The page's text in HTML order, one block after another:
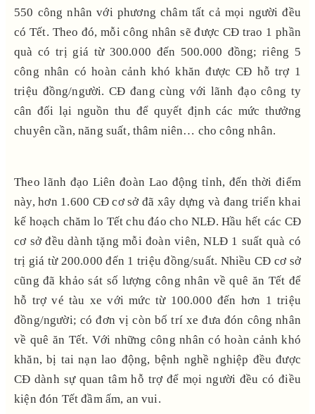
550 công nhân với phương châm tất cả mọi người đều
có Tết. Theo đó, mỗi công nhân sẽ được CĐ trao 1 phần
quà có trị giá từ 300.000 đến 500.000 đồng; riêng 5
công nhân có hoàn cảnh khó khăn được CĐ hỗ trợ 1
triệu đồng/người. CĐ đang cùng với lãnh đạo công ty
cân đối lại nguồn thu để quyết định các mức thưởng
chuyên cần, năng suất, thâm niên… cho công nhân.
Theo lãnh đạo Liên đoàn Lao động tỉnh, đến thời điểm
này, hơn 1.600 CĐ cơ sở đã xây dựng và đang triển khai
kế hoạch chăm lo Tết chu đáo cho NLĐ. Hầu hết các CĐ
cơ sở đều dành tặng mỗi đoàn viên, NLĐ 1 suất quà có
trị giá từ 200.000 đến 1 triệu đồng/suất. Nhiều CĐ cơ sở
cũng đã khảo sát số lượng công nhân về quê ăn Tết để
hỗ trợ vé tàu xe với mức từ 100.000 đến hơn 1 triệu
đồng/người; có đơn vị còn bố trí xe đưa đón công nhân
về quê ăn Tết. Với những công nhân có hoàn cảnh khó
khăn, bị tai nạn lao động, bệnh nghề nghiệp đều được
CĐ dành sự quan tâm hỗ trợ để mọi người đều có điều
kiện đón Tết đầm ấm, an vui.